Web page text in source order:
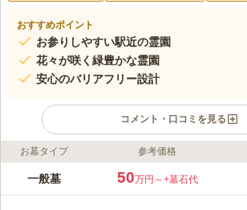
おすすめポイント
お参りしやすい駅近の霊園
花々が咲く緑豊かな霊園
安心のバリアフリー設計
コメント・口コミを見る
ライフドット編集部のコメント
堺市が誇る、美しい景観と圧倒的な知名
お墓タイプ 参考価格
一般墓 50万円～+墓石代